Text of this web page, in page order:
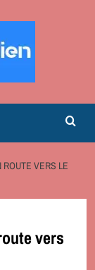
ROUTE VERS LE
vers